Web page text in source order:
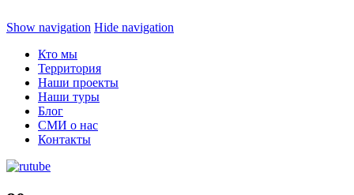
Show navigation Hide navigation
Кто мы
Территория
Наши проекты
Наши туры
Блог
СМИ о нас
Контакты